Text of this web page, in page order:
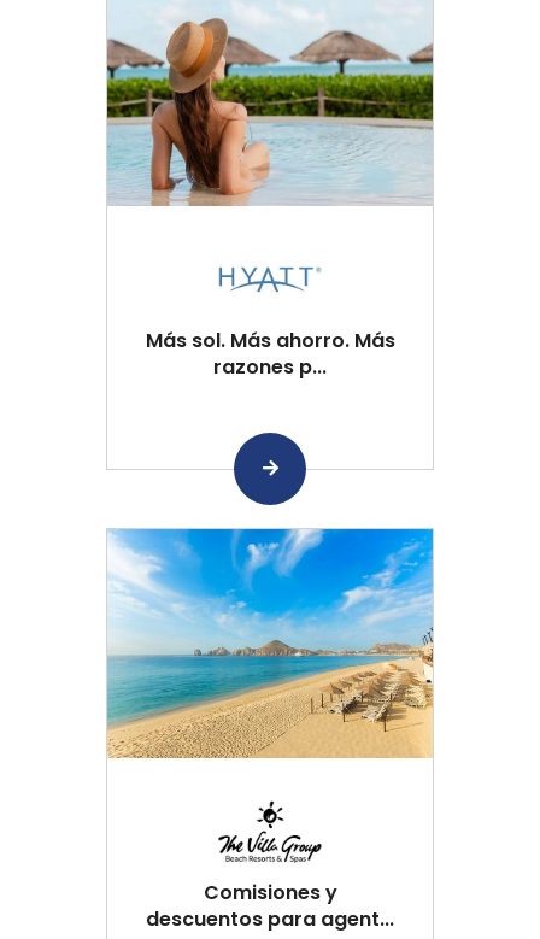
Más sol. Más ahorro. Más
razones p...
Comisiones y
descuentos para agent...